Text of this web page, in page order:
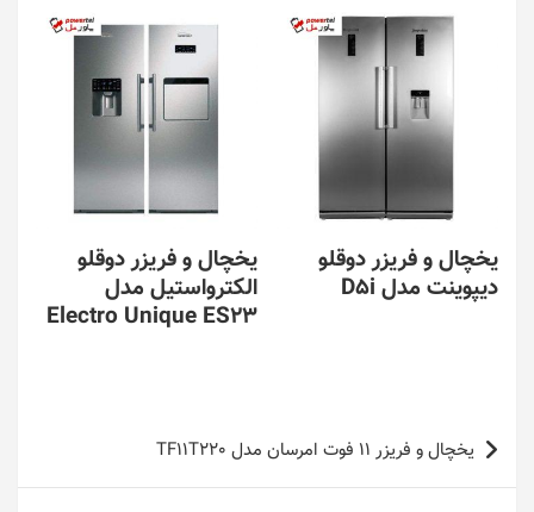
یخچال و فریزر دوقلو
دیپوینت مدل D5i
یخچال و فریزر دوقلو
الکترواستیل مدل
Electro Unique ES23
راهبری
نوشته
یخچال و فریزر 11 فوت امرسان مدل TF11T220